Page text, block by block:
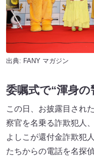
出典: FANY マガジン
委嘱式で“渾身の
この日、お披露目され
察官を名乗る詐欺犯人
よしこが還付金詐欺犯
たちからの電話を名探